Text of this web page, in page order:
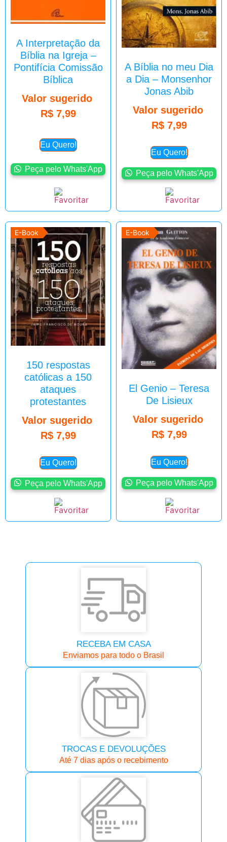
A Interpretação da
Bíblia na Igreja –
Pontifícia Comissão
Bíblica
Valor sugerido
R$7,99
Eu Quero!
Peça pelo Whats'App
A Bíblia no meu Dia
a Dia – Monsenhor
Jonas Abib
Valor sugerido
R$7,99
Eu Quero!
Peça pelo Whats'App
E-Book
150 respostas
católicas a 150
ataques
protestantes
Valor sugerido
R$7,99
Eu Quero!
Peça pelo Whats'App
E-Book
El Genio – Teresa
De Lisieux
Valor sugerido
R$7,99
Eu Quero!
Peça pelo Whats'App
RECEBA EM CASA
Enviamos para todo o Brasil
TROCAS E DEVOLUÇÕES
Até 7 dias após o recebimento